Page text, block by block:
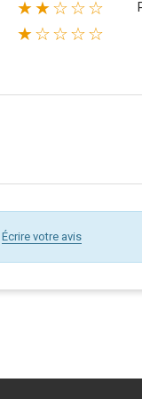
★★☆☆☆
★☆☆☆☆
Écrire votre avis